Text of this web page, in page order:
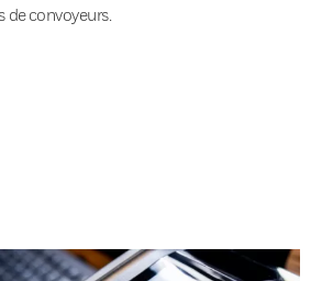
de convoyeurs.